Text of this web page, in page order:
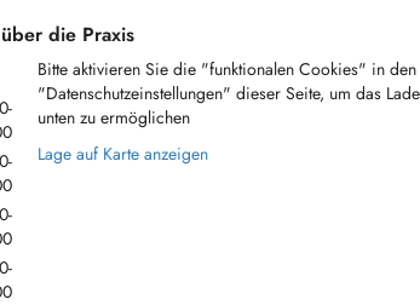
die Praxis
Bitte aktivieren Sie die "funktionalen Cookies" in den
"Datenschutzeinstellungen" dieser Seite, um das
unten zu ermöglichen
Lage auf Karte anzeigen